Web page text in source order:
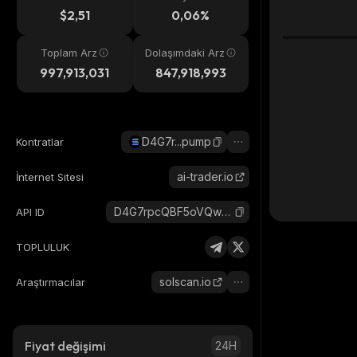
$2,51 0,06%
Toplam Arz
997,913,031
Dolaşımdaki Arz
847,918,993
Kontratlar D4G7r...pump
İnternet Sitesi ai-trader.io
API ID D4G7rpcQBF5oVQwBzoDwHPiweJ5RYvuEVGdxqmPApump_solana
TOPLULUK
Araştırmacılar solscan.io
Fiyat değişimi 24H